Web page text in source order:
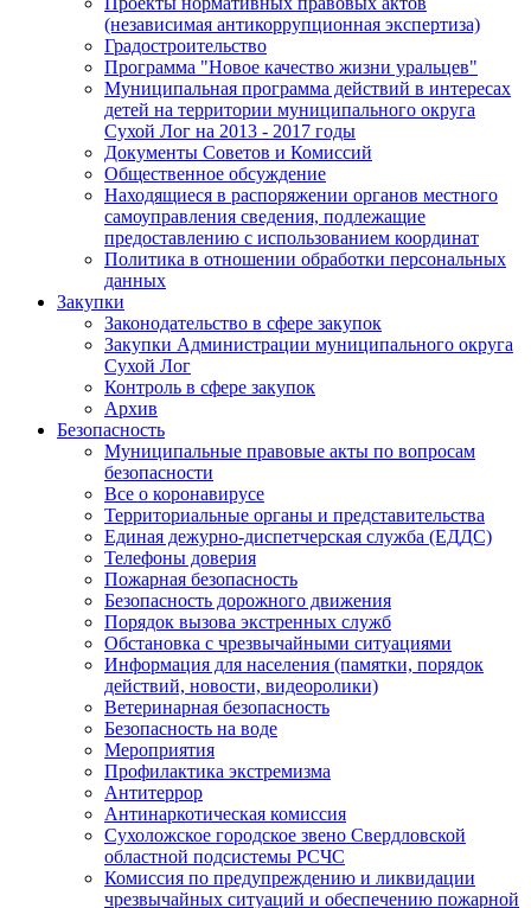
(независимая антикоррупционная экспертиза)
Градостроительство
Программа "Новое качество жизни уральцев"
Муниципальная программа действий в интересах
детей на территории муниципального округа
Сухой Лог на 2013 - 2017 годы
Документы Советов и Комиссий
Общественное обсуждение
Находящиеся в распоряжении органов местного
самоуправления сведения, подлежащие
предоставлению с использованием координат
Политика в отношении обработки персональных
данных
Закупки
Законодательство в сфере закупок
Закупки Администрации муниципального округа
Сухой Лог
Контроль в сфере закупок
Архив
Безопасность
Муниципальные правовые акты по вопросам
безопасности
Все о коронавирусе
Территориальные органы и представительства
Единая дежурно-диспетчерская служба (ЕДДС)
Телефоны доверия
Пожарная безопасность
Безопасность дорожного движения
Порядок вызова экстренных служб
Обстановка с чрезвычайными ситуациями
Информация для населения (памятки, порядок
действий, новости, видеоролики)
Ветеринарная безопасность
Безопасность на воде
Мероприятия
Профилактика экстремизма
Антитеррор
Антинаркотическая комиссия
Сухоложское городское звено Свердловской
областной подсистемы РСЧС
Комиссия по предупреждению и ликвидации
чрезвычайных ситуаций и обеспечению пожарной